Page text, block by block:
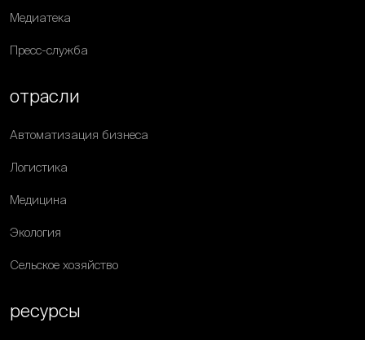
Медиатека
Пресс-служба
отрасли
Автоматизация бизнеса
Логистика
Медицина
Экология
Сельское хозяйство
ресурсы